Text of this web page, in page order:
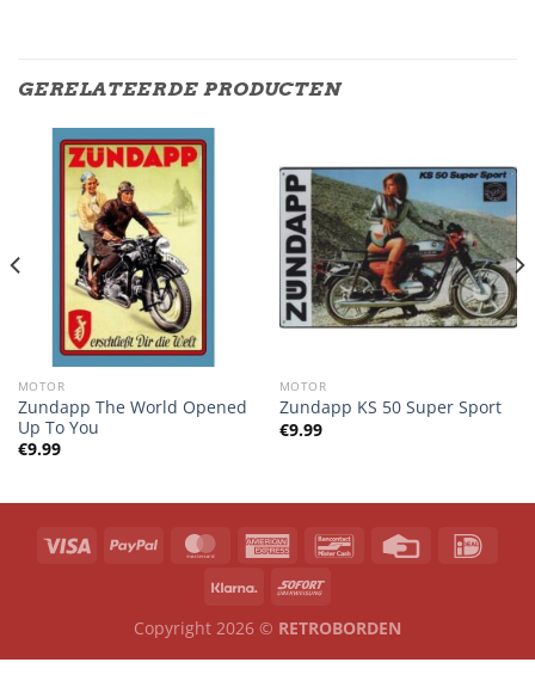
GERELATEERDE PRODUCTEN
MOTOR
Zundapp The World Opened
Up To You
€9.99
MOTOR
Zundapp KS 50 Super Sport
€9.99
Copyright 2026 © RETROBORDEN